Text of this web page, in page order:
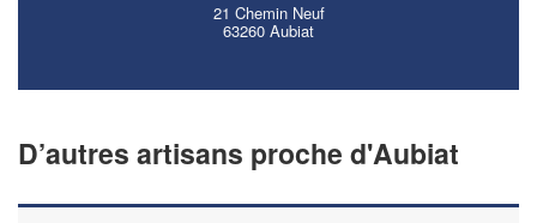
21 Chemin Neuf
63260 Aubiat
D’autres artisans proche d'Aubiat